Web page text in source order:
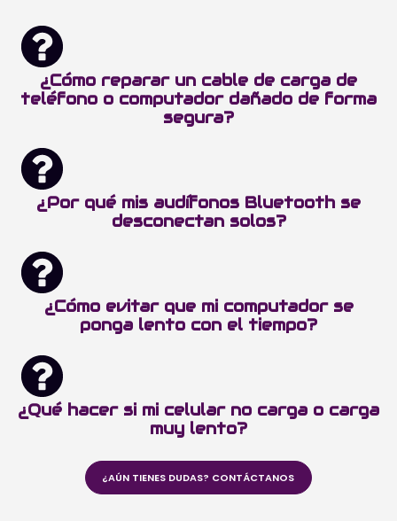
¿Cómo reparar un cable de carga de
teléfono o computador dañado de forma
segura?
¿Por qué mis audífonos Bluetooth se
desconectan solos?
¿Cómo evitar que mi computador se
ponga lento con el tiempo?
¿Qué hacer si mi celular no carga o carga
muy lento?
¿AÚN TIENES DUDAS? CONTÁCTANOS